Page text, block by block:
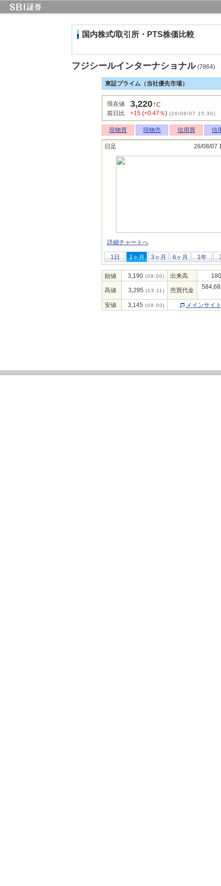
国内株式/取引所・PTS株価比較
フジシールインターナショナル(7864)
東証プライム（当社優先市場）
現在値 3,220↑C
前日比
+15 (+0.47％) (26/08/07 15:30)
現物買 現物売 信用買 信
日足 26/08/07
詳細チャートへ
1日 1ヶ月 3ヶ月 6ヶ月 1年
始値 3,190 (09:00) 出来高
高値 3,295 (13:11) 売買代金
安値 3,145 (09:00) メインサイ